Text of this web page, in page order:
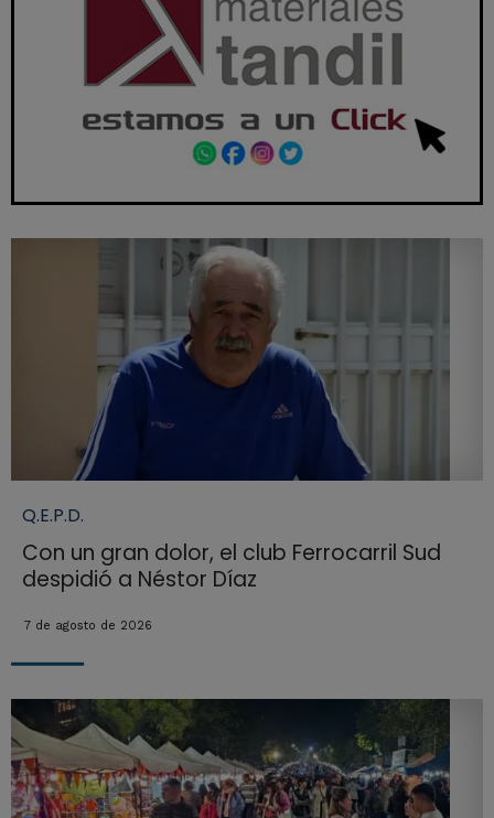
Q.E.P.D.
Con un gran dolor, el club Ferrocarril Sud
despidió a Néstor Díaz
7 de agosto de 2026